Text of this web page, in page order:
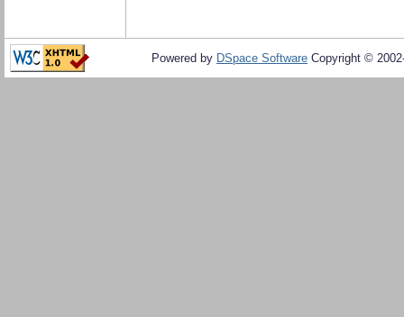
Powered by DSpace Software Copyright ©